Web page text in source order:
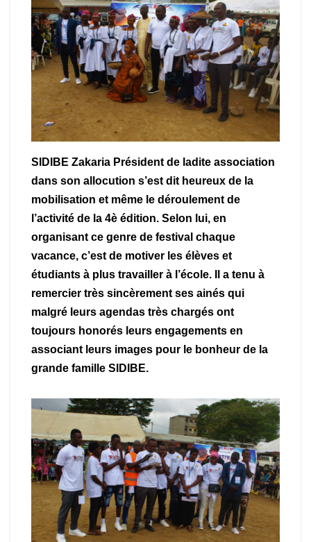
SIDIBE Zakaria Président de ladite association
dans son allocution s’est dit heureux de la
mobilisation et même le déroulement de
l’activité de la 4è édition. Selon lui, en
organisant ce genre de festival chaque
vacance, c’est de motiver les élèves et
étudiants à plus travailler à l’école. Il a tenu à
remercier très sincèrement ses ainés qui
malgré leurs agendas très chargés ont
toujours honorés leurs engagements en
associant leurs images pour le bonheur de la
grande famille SIDIBE.